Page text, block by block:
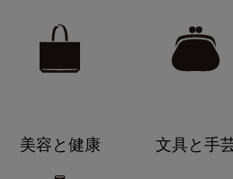
美容と健康 文具と手